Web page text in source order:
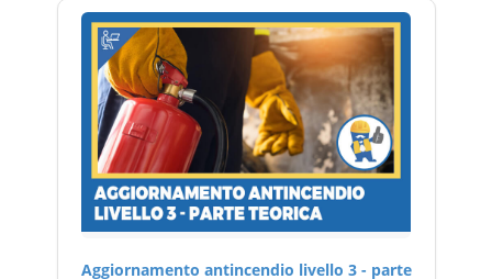
Aggiornamento antincendio livello 3 - parte